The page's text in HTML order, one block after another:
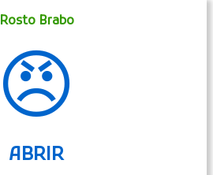
Rosto Brabo
😠
ABRIR